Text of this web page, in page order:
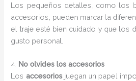
Los pequeños detalles, como los
accesorios, pueden marcar la
el traje esté bien cuidado y que los
gusto personal.
4. No olvides los accesorios
Los accesoriosjuegan un papel